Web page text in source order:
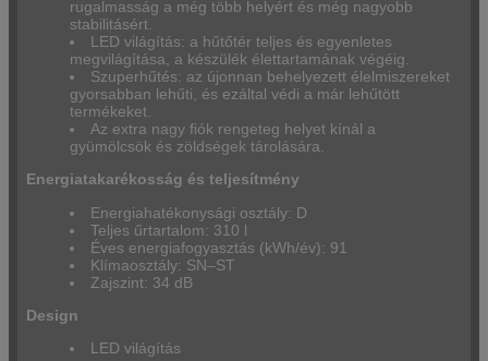
rugalmasság a még több helyért és még nagyobb
stabilitásért.
LED világítás: a hűtőtér teljes és egyenletes
megvilágítása, a készülék élettartamának végéig.
Szuperhűtés: az újonnan behelyezett élelmiszereket
gyorsabban lehűti, és ezáltal védi a már lehűtött
termékeket.
Az extra nagy fiók rengeteg helyet kínál a
gyümölcsök és zöldségek tárolására.
Energiatakarékosság és teljesítmény
Energiahatékonysági osztály: D
Teljes űrtartalom: 310 l
Éves energiafogyasztás (kWh/év): 91
Klímaosztály: SN–ST
Zajszint: 34 dB
Design
LED világítás